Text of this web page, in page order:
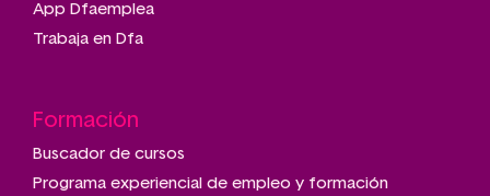
App Dfaemplea
Trabaja en Dfa
Formación
Buscador de cursos
Programa experiencial de empleo y formación